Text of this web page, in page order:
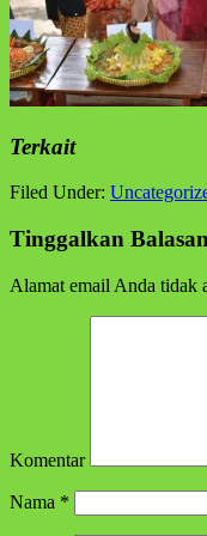
Terkait
Filed Under:
Tinggalkan Balasan
Alamat email Anda tidak
Komentar
Nama *